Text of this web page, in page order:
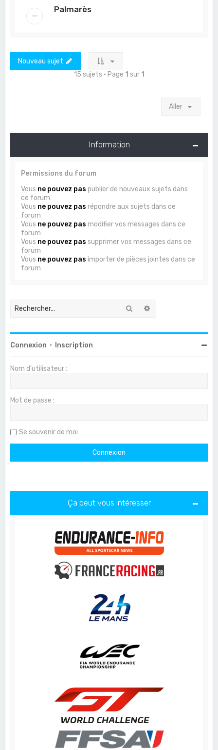
Palmarès
Nouveau sujet
15 sujets • Page 1 sur 1
Aller
Information
Permissions du forum
Vous ne pouvez pas publier de nouveaux sujets dans
ce forum
Vous ne pouvez pas répondre aux sujets dans ce
forum
Vous ne pouvez pas modifier vos messages dans ce
forum
Vous ne pouvez pas supprimer vos messages dans ce
forum
Vous ne pouvez pas importer de pièces jointes dans ce
forum
Rechercher
Connexion • Inscription
Nom d’utilisateur :
Mot de passe :
Se souvenir de moi
Ça peut vous intéresser